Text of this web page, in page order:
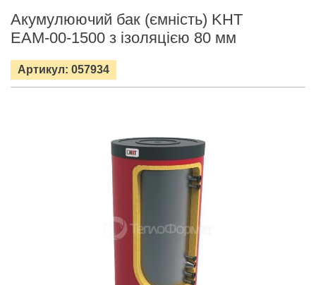
Акумулюючий бак (ємність) KHT
ЕАМ-00-1500 з ізоляцією 80 мм
Артикул: 057934